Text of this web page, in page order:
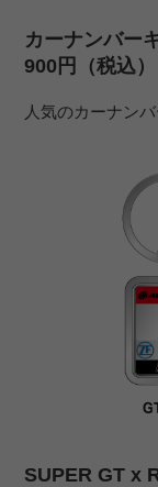
カーナンバー
900円（税込）
人気のカーナン
SUPER GT x